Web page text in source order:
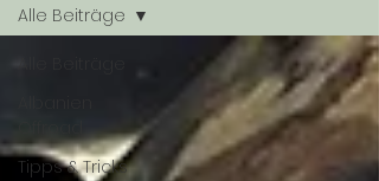
Tipps & Tricks
Alle Beiträge